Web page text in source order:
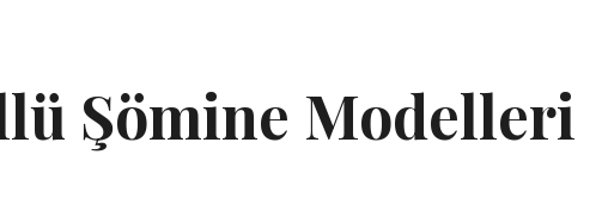
Şömine Modelleri